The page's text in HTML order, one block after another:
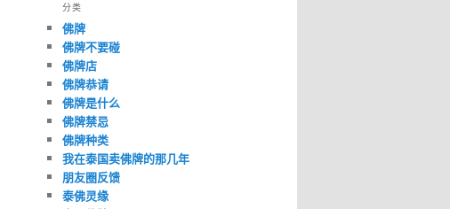
分类
佛牌
佛牌不要碰
佛牌店
佛牌恭请
佛牌是什么
佛牌禁忌
佛牌种类
我在泰国卖佛牌的那几年
朋友圈反馈
泰佛灵缘